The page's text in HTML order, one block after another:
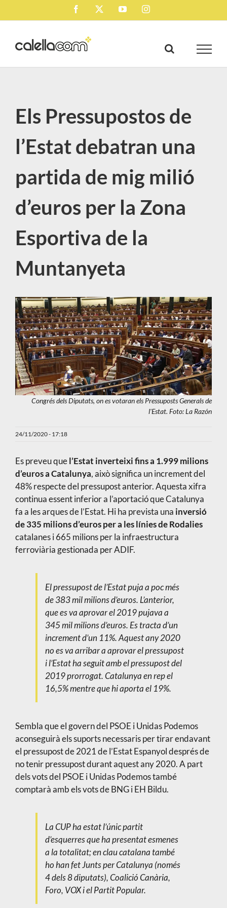
to
Facebook YouTubeInstagram
Els Pressupostos de
l’Estat debatran una
partida de mig milió
d’euros per la Zona
Esportiva de la
Muntanyeta
Congrés dels Diputats, on es votaran els Pressuposts Generals de
l'Estat. Foto: La Razón
24/11/2020 - 17:18
Es preveu quel’Estat inverteixi fins a 1.999 milions
d’euros a Catalunya, això significa un increment del
48% respecte del pressupost anterior. Aquesta xifra
continua essent inferior a l’aportació que Catalunya
fa a les arques de l’Estat. Hi ha prevista una inversió
de 335 milions d’euros per a les línies de Rodalies
catalanes i 665 milions per la infraestructura
ferroviària gestionada per ADIF.
El pressupost de l’Estat puja a poc més
de 383 mil milions d’euros. L’anterior,
que es va aprovar el 2019 pujava a
345 mil milions d’euros. Es tracta d’un
increment d’un 11%. Aquest any 2020
no es va arribar a aprovar el pressupost
i l’Estat ha seguit amb el pressupost del
2019 prorrogat. Catalunya en rep el
16,5% mentre que hi aporta el 19%.
Sembla que el govern del PSOE i Unidas Podemos
aconseguirà els suports necessaris per tirar endavant
el pressupost de 2021 de l’Estat Espanyol després de
no tenir pressupost durant aquest any 2020. A part
dels vots del PSOE i Unidas Podemos també
comptarà amb els vots de BNG i EH Bildu.
La CUP ha estat l’únic partit
d’esquerres que ha presentat esmenes
a la totalitat; en clau catalana també
ho han fet Junts per Catalunya (només
4 dels 8 diputats), Coalició Canària,
Foro, VOX i el Partit Popular.